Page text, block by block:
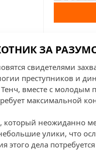
ЗА
свидетелями
преступников и
вместе с молодым
максимальной
который неожиданно
улики, что
этого дела